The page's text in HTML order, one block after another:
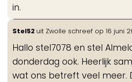
in.
Stel52 uit Zwolle schreef op 16 juni
Hallo stel7078 en stel
donderdag ook. Heerlijk
wat ons betreft veel meer.